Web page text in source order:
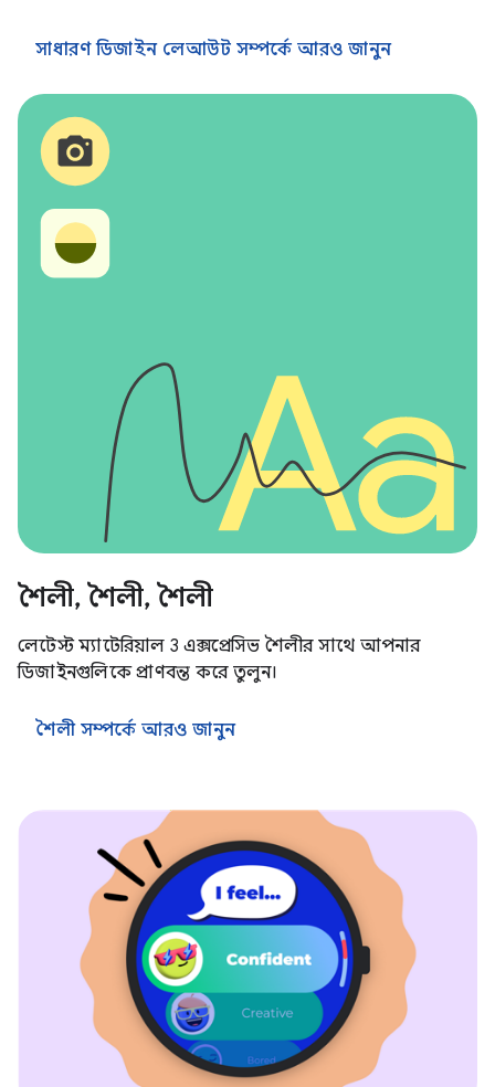
সাধারণ ডিজাইন লেআউট সম্পর্কে আরও জানুন
শৈলী, শৈলী, শৈলী
লেটেস্ট ম্যাটেরিয়াল 3 এক্সপ্রেসিভ শৈলীর সাথে আপনার
ডিজাইনগুলিকে প্রাণবন্ত করে তুলুন।
শৈলী সম্পর্কে আরও জানুন